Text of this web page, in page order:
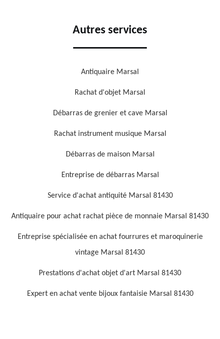
Autres services
Antiquaire Marsal
Rachat d'objet Marsal
Débarras de grenier et cave Marsal
Rachat instrument musique Marsal
Débarras de maison Marsal
Entreprise de débarras Marsal
Service d'achat antiquité Marsal 81430
Antiquaire pour achat rachat pièce de monnaie Marsal 81430
Entreprise spécialisée en achat fourrures et maroquinerie
vintage Marsal 81430
Prestations d'achat objet d'art Marsal 81430
Expert en achat vente bijoux fantaisie Marsal 81430